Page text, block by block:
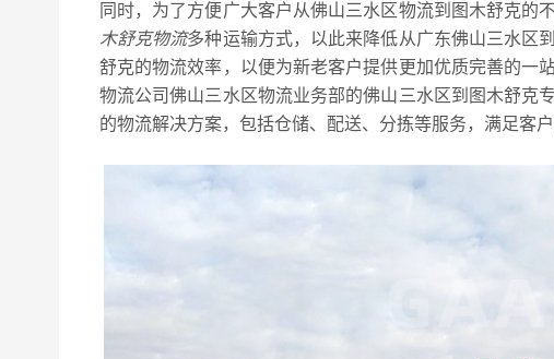
同时，为了方便广大客户从佛山三水区物流到图木舒克的
木舒克物流多种运输方式，以此来降低从广东佛山三水区
舒克的物流效率，以便为新老客户提供更加优质完善的一
物流公司佛山三水区物流业务部的佛山三水区到图木舒克
的物流解决方案，包括仓储、配送、分拣等服务，满足客户